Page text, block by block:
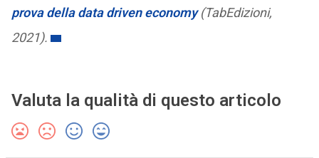
prova della data driven economy(TabEdizioni,
2021).
Valuta la qualità di questo articolo